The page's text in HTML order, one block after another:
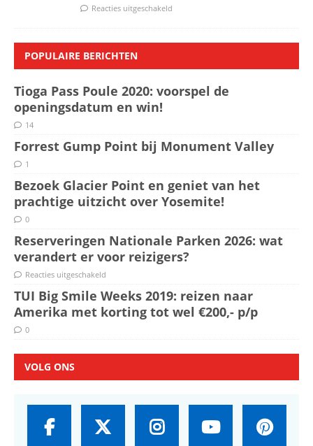
Reacties uitgeschakeld
POPULAIRE BERICHTEN
Tioga Pass Poule 2020: voorspel de
openingsdatum en win!
14
Forrest Gump Point bij Monument Valley
1
Bezoek Glacier Point en geniet van het
prachtige uitzicht over Yosemite!
0
Reserveringen Nationale Parken 2026: wat
verandert er voor reizigers?
Reacties uitgeschakeld
TUI Big Smile Weeks 2019: reizen naar
Amerika met korting tot wel €200,- p/p
0
VOLG ONS